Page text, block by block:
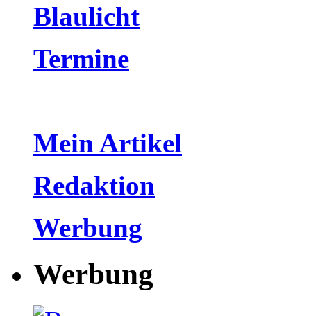
Blaulicht
Termine
Mein Artikel
Redaktion
Werbung
Werbung